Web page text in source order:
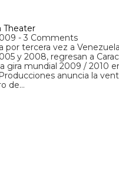
Theater
- 3 Comments
por tercera vez a
y 2008, regresan a
gira mundial 2009 / 2010
anuncia la
de…